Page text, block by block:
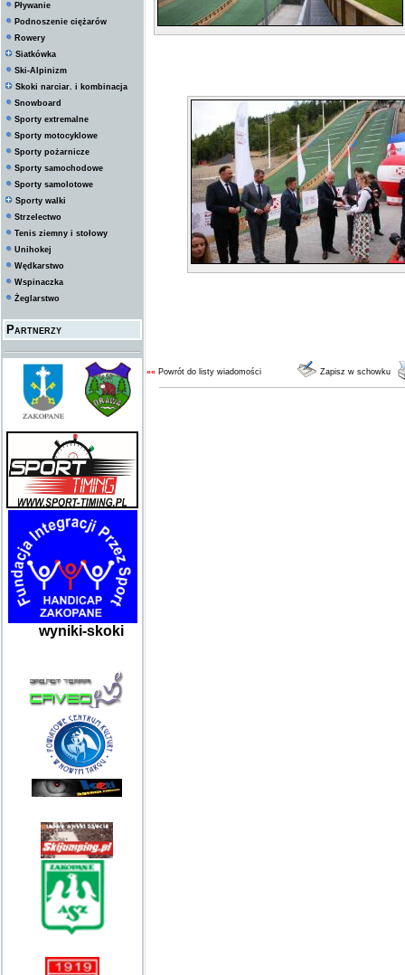
Pływanie
Podnoszenie ciężarów
Rowery
Siatkówka
Ski-Alpinizm
Skoki narciar. i kombinacja
Snowboard
Sporty extremalne
Sporty motocyklowe
Sporty pożarnicze
Sporty samochodowe
Sporty samolotowe
Sporty walki
Strzelectwo
Tenis ziemny i stołowy
Unihokej
Wędkarstwo
Wspinaczka
Żeglarstwo
Partnerzy
wyniki-skoki
«« Powrót do listy wiadomości Zapisz w schowku